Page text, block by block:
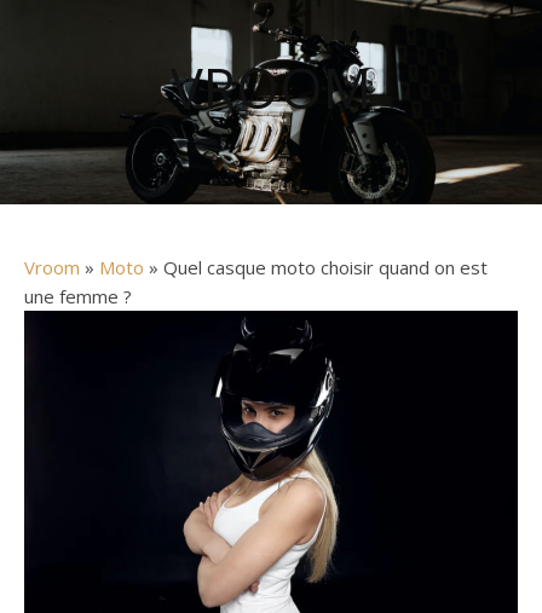
VROOM
Vroom » Moto » Quel casque moto choisir quand on est
une femme ?